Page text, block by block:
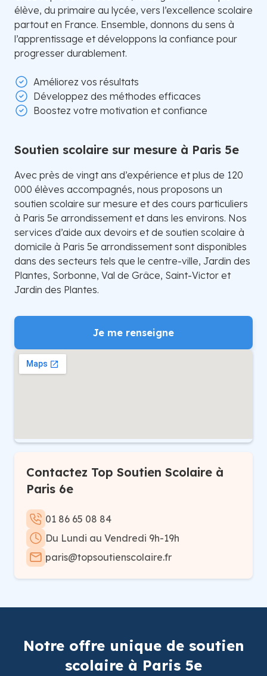
élève, du primaire au lycée, vers l’excellence scolaire
partout en France. Ensemble, donnons du sens à
l’apprentissage et développons la confiance pour
progresser durablement.
Améliorez vos résultats
Développez des méthodes efficaces
Boostez votre motivation et confiance
Soutien scolaire sur mesure à Paris 5e
Avec près de vingt ans d’expérience et plus de 120
000 élèves accompagnés, nous proposons un
soutien scolaire sur mesure et des cours particuliers
à Paris 5e arrondissement et dans les environs. Nos
services d’aide aux devoirs et de soutien scolaire à
domicile à Paris 5e arrondissement sont disponibles
dans des secteurs tels que le centre-ville, Jardin des
Plantes, Sorbonne, Val de Grâce, Saint-Victor et
Jardin des Plantes.
Je me renseigne
Contactez Top Soutien Scolaire à
Paris 6e
01 86 65 08 84
Du Lundi au Vendredi 9h-19h
paris@topsoutienscolaire.fr
Notre offre unique de soutien
scolaire à Paris 5e